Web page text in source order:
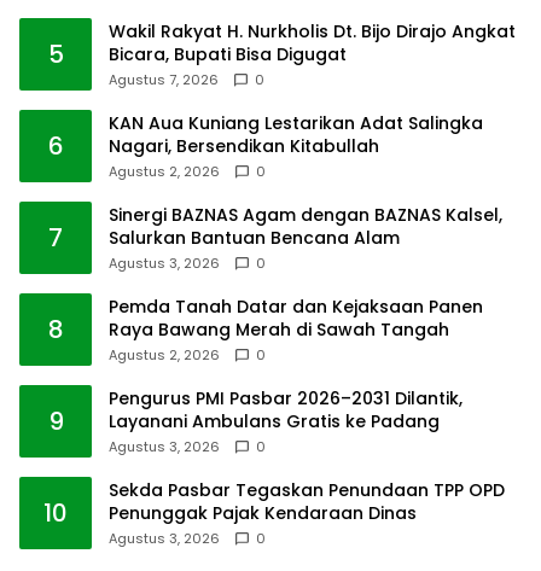
5
Wakil Rakyat H. Nurkholis Dt. Bijo Dirajo Angkat
Bicara, Bupati Bisa Digugat
Agustus 7, 2026 0
6
KAN Aua Kuniang Lestarikan Adat Salingka
Nagari, Bersendikan Kitabullah
Agustus 2, 2026 0
7
Sinergi BAZNAS Agam dengan BAZNAS Kalsel,
Salurkan Bantuan Bencana Alam
Agustus 3, 2026 0
8
Pemda Tanah Datar dan Kejaksaan Panen
Raya Bawang Merah di Sawah Tangah
Agustus 2, 2026 0
9
Pengurus PMI Pasbar 2026–2031 Dilantik,
Layanani Ambulans Gratis ke Padang
Agustus 3, 2026 0
10
Sekda Pasbar Tegaskan Penundaan TPP OPD
Penunggak Pajak Kendaraan Dinas
Agustus 3, 2026 0